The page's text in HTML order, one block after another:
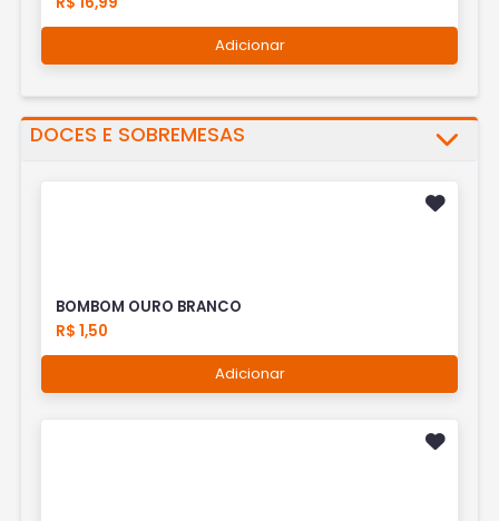
Adicionar
DOCES E SOBREMESAS
BOMBOM OURO BRANCO
R$ 1,50
Adicionar